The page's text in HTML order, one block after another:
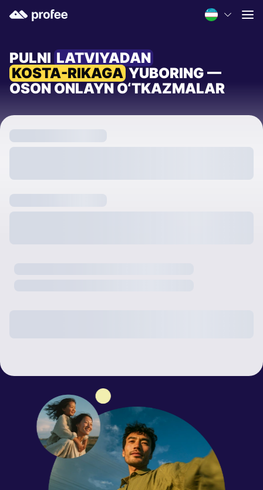
PULNI LATVIYADAN
KOSTA-RIKAGA YUBORING —
OSON ONLAYN O‘TKAZMALAR